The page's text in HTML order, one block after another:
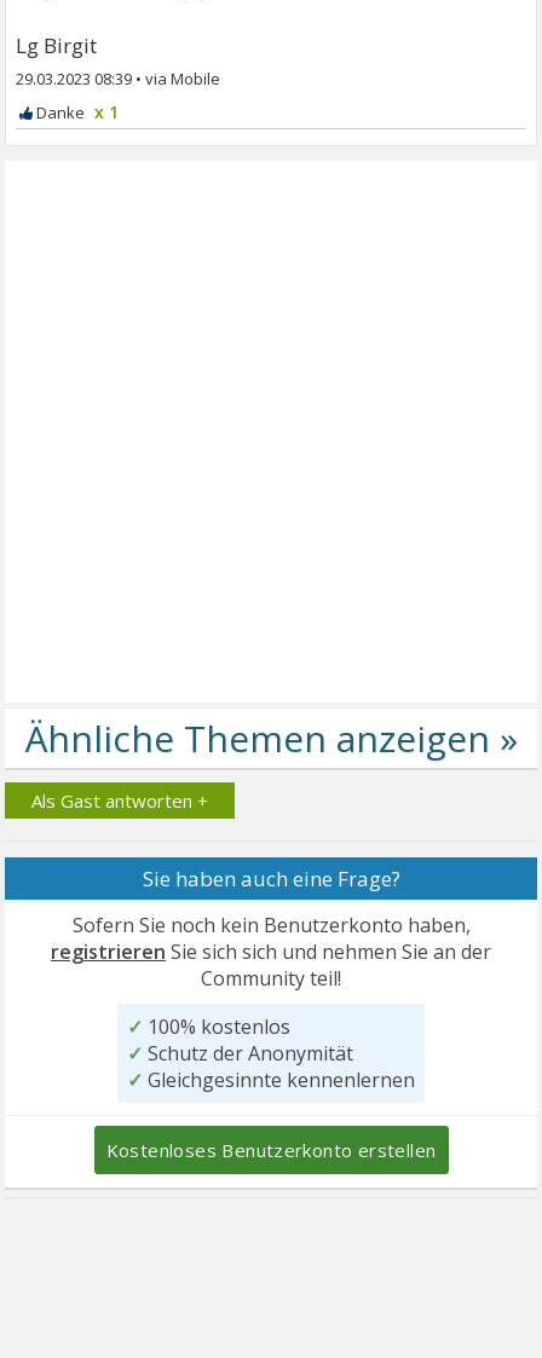
Lg Birgit
29.03.2023 08:39 •
x 1
Als Gast antworten +
Sie haben auch eine Frage?
Sofern Sie noch kein Benutzerkonto haben,
registrieren Sie sich sich und nehmen Sie an der
Community teil!
✓ 100% kostenlos
✓ Schutz der Anonymität
✓ Gleichgesinnte kennenlernen
Kostenloses Benutzerkonto erstellen